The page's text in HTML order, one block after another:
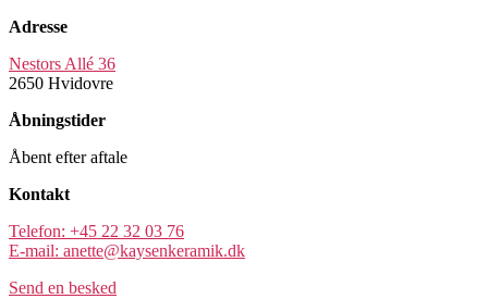
Adresse
Nestors Allé 36
2650 Hvidovre
Åbningstider
Åbent efter aftale
Kontakt
Telefon: +45 22 32 03 76
E-mail: anette@kaysenkeramik.dk
Send en besked